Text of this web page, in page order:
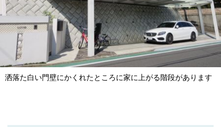
洒落た白い門壁にかくれたところに家に上がる階段があります